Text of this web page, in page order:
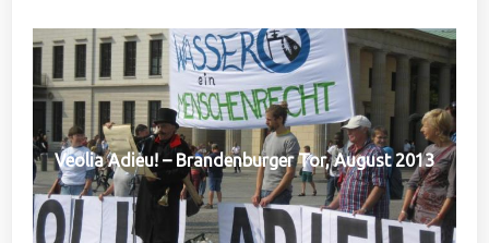
Veolia Adieu! – Brandenburger Tor, August 2013